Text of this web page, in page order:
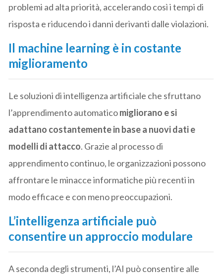
problemi ad alta priorità, accelerando così i tempi di
risposta e riducendo i danni derivanti dalle violazioni.
Il machine learning è in costante
miglioramento
Le soluzioni di intelligenza artificiale che sfruttano
l’apprendimento automaticomigliorano e si
adattano costantemente in base a nuovi dati e
modelli di attacco. Grazie al processo di
apprendimento continuo, le organizzazioni possono
affrontare le minacce informatiche più recenti in
modo efficace e con meno preoccupazioni.
L’intelligenza artificiale può
consentire un approccio modulare
A seconda degli strumenti, l’AI può consentire alle